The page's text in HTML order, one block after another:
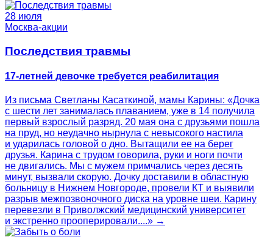
28 июля
Москва-акции
Последствия травмы
17-летней девочке требуется реабилитация
Из письма Светланы Касаткиной, мамы Карины: «Дочка
с шести лет занималась плаванием, уже в 14 получила
первый взрослый разряд. 20 мая она с друзьями пошла
на пруд, но неудачно нырнула с невысокого настила
и ударилась головой о дно. Вытащили ее на берег
друзья. Карина с трудом говорила, руки и ноги почти
не двигались. Мы с мужем примчались через десять
минут, вызвали скорую. Дочку доставили в областную
больницу в Нижнем Новгороде, провели КТ и выявили
разрыв межпозвоночного диска на уровне шеи. Карину
перевезли в Приволжский медицинский университет
и экстренно прооперировали....» →